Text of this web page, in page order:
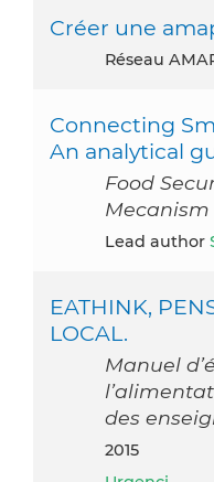
Créer une
Réseau
Connecting
An analytical
Food
Mecanism
Lead author
EATHINK,
LOCAL.
Manuel
des
2015